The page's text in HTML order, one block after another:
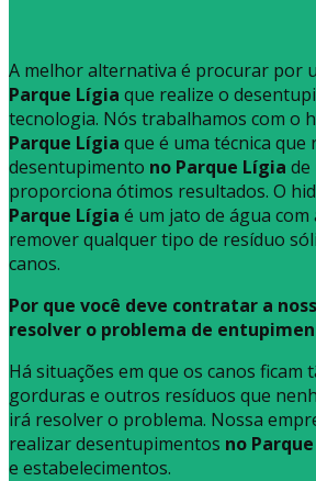
A melhor alternativa é procurar por
Parque Lígia que realize o
tecnologia. Nós trabalhamos com o
Parque Lígia que é uma técnica que
desentupimento no Parque Lígia de
proporciona ótimos resultados. O
Parque Lígia é um jato de água
remover qualquer tipo de resíduo
canos.
Por que você deve contratar a
resolver o problema de
Há situações em que os canos ficam
gorduras e outros resíduos que
irá resolver o problema. Nossa
realizar desentupimentos no
e estabelecimentos.